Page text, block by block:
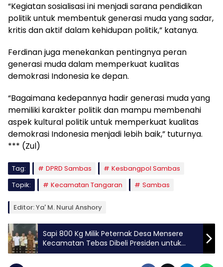
“Kegiatan sosialisasi ini menjadi sarana pendidikan
politik untuk membentuk generasi muda yang sadar,
kritis dan aktif dalam kehidupan politik,” katanya.
Ferdinan juga menekankan pentingnya peran
generasi muda dalam memperkuat kualitas
demokrasi Indonesia ke depan.
“Bagaimana kedepannya hadir generasi muda yang
memiliki karakter politik dan mampu membenahi
aspek kultural politik untuk memperkuat kualitas
demokrasi Indonesia menjadi lebih baik,” tuturnya.
*** (Zul)
Tag: DPRD Sambas
Kesbangpol Sambas
Topik:
Kecamatan Tangaran Sambas
Editor: Ya' M. Nurul Anshory
Sapi 800 Kg Milik Peternak Desa Mensere
Kecamatan Tebas Dibeli Presiden untuk
Bantuan Korban Iduladha 2026